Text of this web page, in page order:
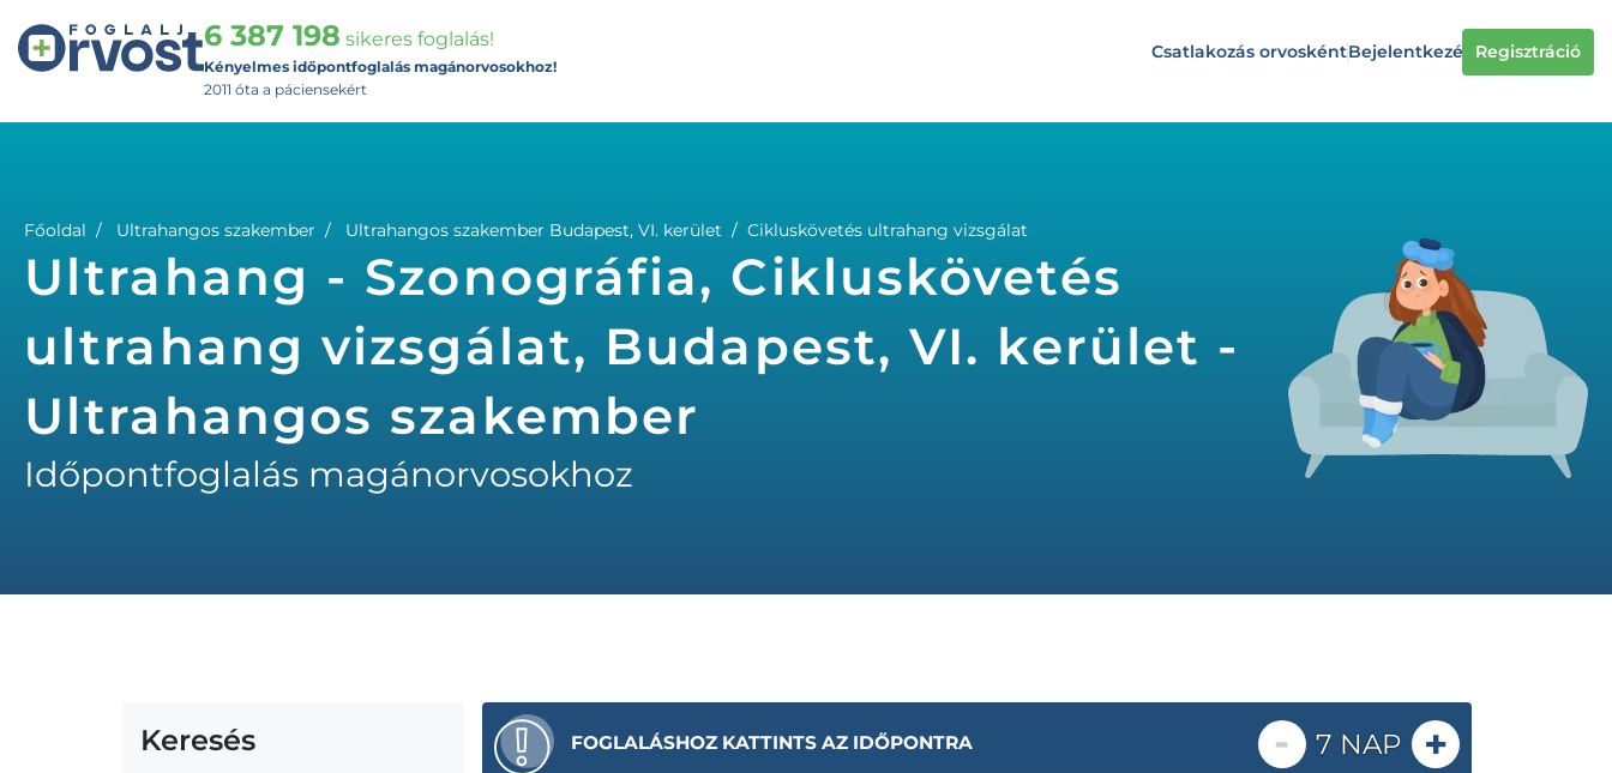
6 387 198 sikeres foglalás!
Kényelmes időpontfoglalás magánorvosokhoz!
2011 óta a páciensekért
Csatlakozás orvoskéntBejelentkezés Regisztráció
Főoldal Ultrahangos szakember Ultrahangos szakember Budapest, VI. kerület Cikluskövetés ultrahang vizsgálat
Ultrahang - Szonográfia, Cikluskövetés
ultrahang vizsgálat, Budapest, VI. kerület -
Ultrahangos szakember
Időpontfoglalás magánorvosokhoz
Keresés FOGLALÁSHOZ KATTINTS AZ IDŐPONTRA - 7 NAP +